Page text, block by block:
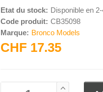
Etat du stock: Disponible en
Code produit: CB35098
Marque: Bronco Models
CHF 17.35